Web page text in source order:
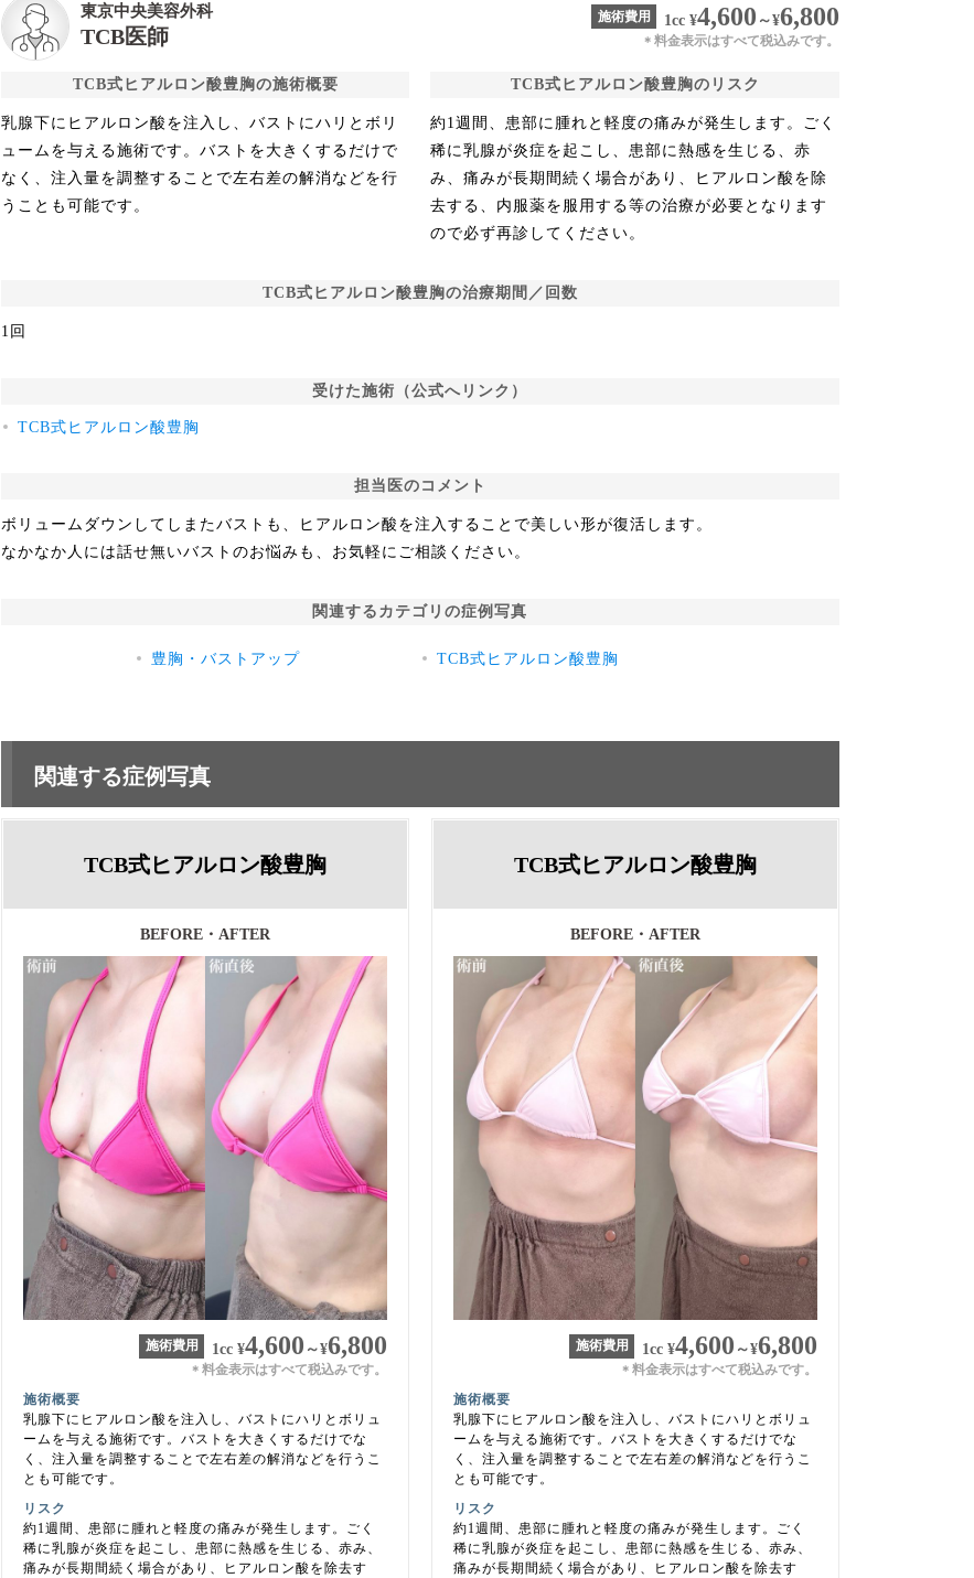
東京中央美容外科
TCB医師
施術費用 1cc ¥4,600 ～¥6,800
＊ 料金表示はすべて税込みです。
TCB式ヒアルロン酸豊胸の施術概要
乳腺下にヒアルロン酸を注入し、バストにハリとボリ
ュームを与える施術です。バストを大きくするだけで
なく、注入量を調整することで左右差の解消などを行
うことも可能です。
TCB式ヒアルロン酸豊胸のリスク
約1週間、患部に腫れと軽度の痛みが発生します。ごく
稀に乳腺が炎症を起こし、患部に熱感を生じる、赤
み、痛みが長期間続く場合があり、ヒアルロン酸を除
去する、内服薬を服用する等の治療が必要となります
ので必ず再診してください。
TCB式ヒアルロン酸豊胸の治療期間／回数
1回
受けた施術（公式へリンク）
TCB式ヒアルロン酸豊胸
担当医のコメント
ボリュームダウンしてしまたバストも、ヒアルロン酸を注入することで美しい形が復活します。
なかなか人には話せ無いバストのお悩みも、お気軽にご相談ください。
関連するカテゴリの症例写真
豊胸・バストアップ TCB式ヒアルロン酸豊胸
関連する症例写真
TCB式ヒアルロン酸豊胸
BEFORE・AFTER
施術費用 1cc ¥4,600 ～¥6,800
＊ 料金表示はすべて税込みです。
施術概要
乳腺下にヒアルロン酸を注入し、バストにハリとボリュ
ームを与える施術です。バストを大きくするだけでな
く、注入量を調整することで左右差の解消などを行うこ
とも可能です。
リスク
約1週間、患部に腫れと軽度の痛みが発生します。ごく
稀に乳腺が炎症を起こし、患部に熱感を生じる、赤み、
痛みが長期間続く場合があり、ヒアルロン酸を除去す
TCB式ヒアルロン酸豊胸
BEFORE・AFTER
施術費用 1cc ¥4,600 ～¥6,800
＊ 料金表示はすべて税込みです。
施術概要
乳腺下にヒアルロン酸を注入し、バストにハリとボリュ
ームを与える施術です。バストを大きくするだけでな
く、注入量を調整することで左右差の解消などを行うこ
とも可能です。
リスク
約1週間、患部に腫れと軽度の痛みが発生します。ごく
稀に乳腺が炎症を起こし、患部に熱感を生じる、赤み、
痛みが長期間続く場合があり、ヒアルロン酸を除去す